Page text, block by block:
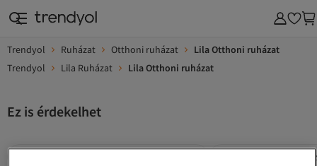
Trendyol Ruházat Otthoni ruházat
Lila Otthoni ruházat
Trendyol
Lila Ruházat Lila Otthoni ruházat
Ez is érdekelhet
Lila Női Otthoni